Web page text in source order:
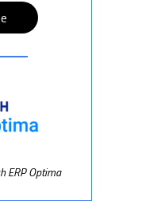
ERP Optima